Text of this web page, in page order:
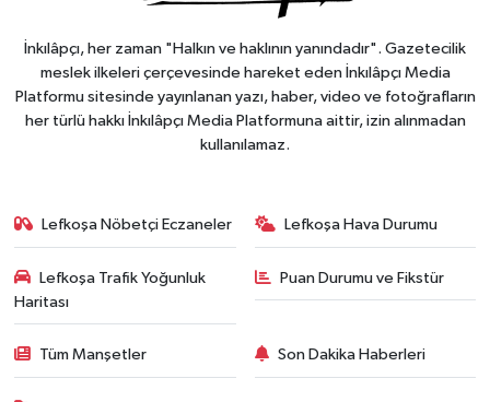
İnkılâpçı, her zaman "Halkın ve haklının yanındadır". Gazetecilik
meslek ilkeleri çerçevesinde hareket eden İnkılâpçı Media
Platformu sitesinde yayınlanan yazı, haber, video ve fotoğrafların
her türlü hakkı İnkılâpçı Media Platformuna aittir, izin alınmadan
kullanılamaz.
Lefkoşa Nöbetçi Eczaneler Lefkoşa Hava Durumu
Lefkoşa Trafik Yoğunluk
Haritası
Puan Durumu ve Fikstür
Tüm Manşetler Son Dakika Haberleri